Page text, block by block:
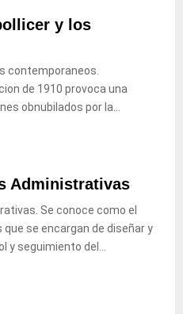
y los
contemporaneos.
de 1910 provoca una
obnubilados por la...
Administrativas
Se conoce como el
se encargan de diseñar y
seguimiento del...